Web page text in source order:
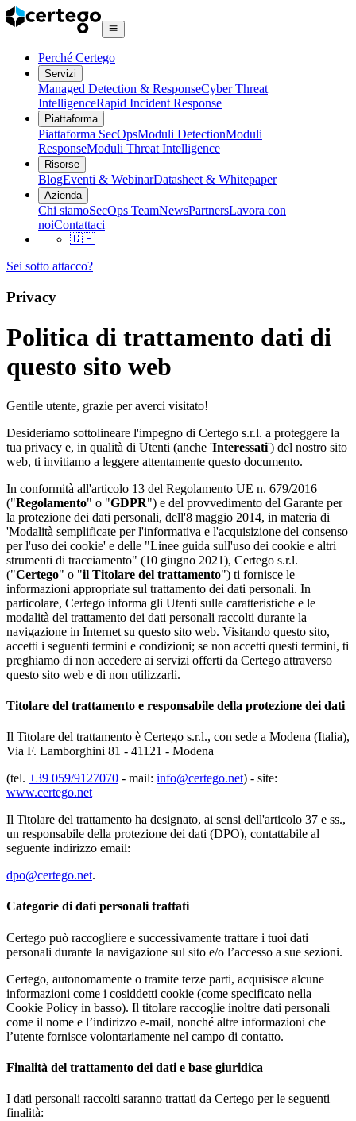
Perché Certego
Servizi
Managed Detection & ResponseCyber Threat
IntelligenceRapid Incident Response
Piattaforma
Piattaforma SecOpsModuli DetectionModuli
ResponseModuli Threat Intelligence
Risorse
BlogEventi & WebinarDatasheet & Whitepaper
Azienda
Chi siamoSecOps TeamNewsPartnersLavora con
noiContattaci
🇬🇧
Sei sotto attacco?
Privacy
Politica di trattamento dati di
questo sito web
Gentile utente, grazie per averci visitato!
Desideriamo sottolineare l'impegno di Certego s.r.l. a proteggere la
tua privacy e, in qualità di Utenti (anche 'Interessati') del nostro sito
web, ti invitiamo a leggere attentamente questo documento.
In conformità all'articolo 13 del Regolamento UE n. 679/2016
("Regolamento" o "GDPR") e del provvedimento del Garante per
la protezione dei dati personali, dell'8 maggio 2014, in materia di
'Modalità semplificate per l'informativa e l'acquisizione del consenso
per l'uso dei cookie' e delle "Linee guida sull'uso dei cookie e altri
strumenti di tracciamento" (10 giugno 2021), Certego s.r.l.
("Certego" o "il Titolare del trattamento") ti fornisce le
informazioni appropriate sul trattamento dei dati personali. In
particolare, Certego informa gli Utenti sulle caratteristiche e le
modalità del trattamento dei dati personali raccolti durante la
navigazione in Internet su questo sito web. Visitando questo sito,
accetti i seguenti termini e condizioni; se non accetti questi termini, ti
preghiamo di non accedere ai servizi offerti da Certego attraverso
questo sito web e di non utilizzarli.
Titolare del trattamento e responsabile della protezione dei dati
Il Titolare del trattamento è Certego s.r.l., con sede a Modena (Italia),
Via F. Lamborghini 81 - 41121 - Modena
(tel. 0707219/950 93+ - mail: ten.ogetrec@ofni) - site:
www.certego.net
Il Titolare del trattamento ha designato, ai sensi dell'articolo 37 e ss.,
un responsabile della protezione dei dati (DPO), contattabile al
seguente indirizzo email:
ten.ogetrec@opd.
Categorie di dati personali trattati
Certego può raccogliere e successivamente trattare i tuoi dati
personali durante la navigazione sul sito e/o l’accesso a sue sezioni.
Certego, autonomamente o tramite terze parti, acquisisce alcune
informazioni come i cosiddetti cookie (come specificato nella
Cookie Policy in basso). Il titolare raccoglie inoltre dati personali
come il nome e l’indirizzo e-mail, nonché altre informazioni che
l’utente fornisce volontariamente nel campo di contatto.
Finalità del trattamento dei dati e base giuridica
I dati personali raccolti saranno trattati da Certego per le seguenti
finalità: